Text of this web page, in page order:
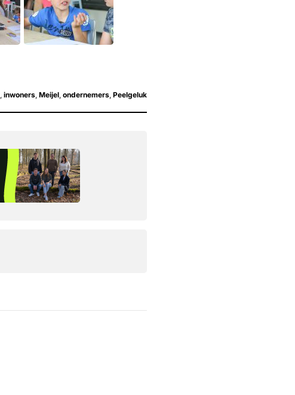
inwoners Meijel ondernemers Peelgeluk